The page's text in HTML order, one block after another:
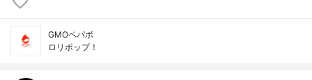
GMOペパボ
ロリポップ！